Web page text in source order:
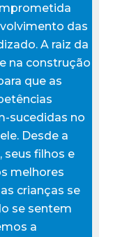
das
A raiz da
na construção
que as
sucedidas no
Desde a
seus filhos e
melhores
crianças se
se sentem
a